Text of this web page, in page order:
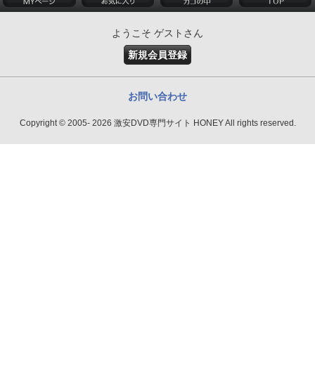
ようこそ ゲストさん
新規会員登録
お問い合わせ
Copyright © 2005- 2026 激安DVD専門サイト HONEY All rights reserved.